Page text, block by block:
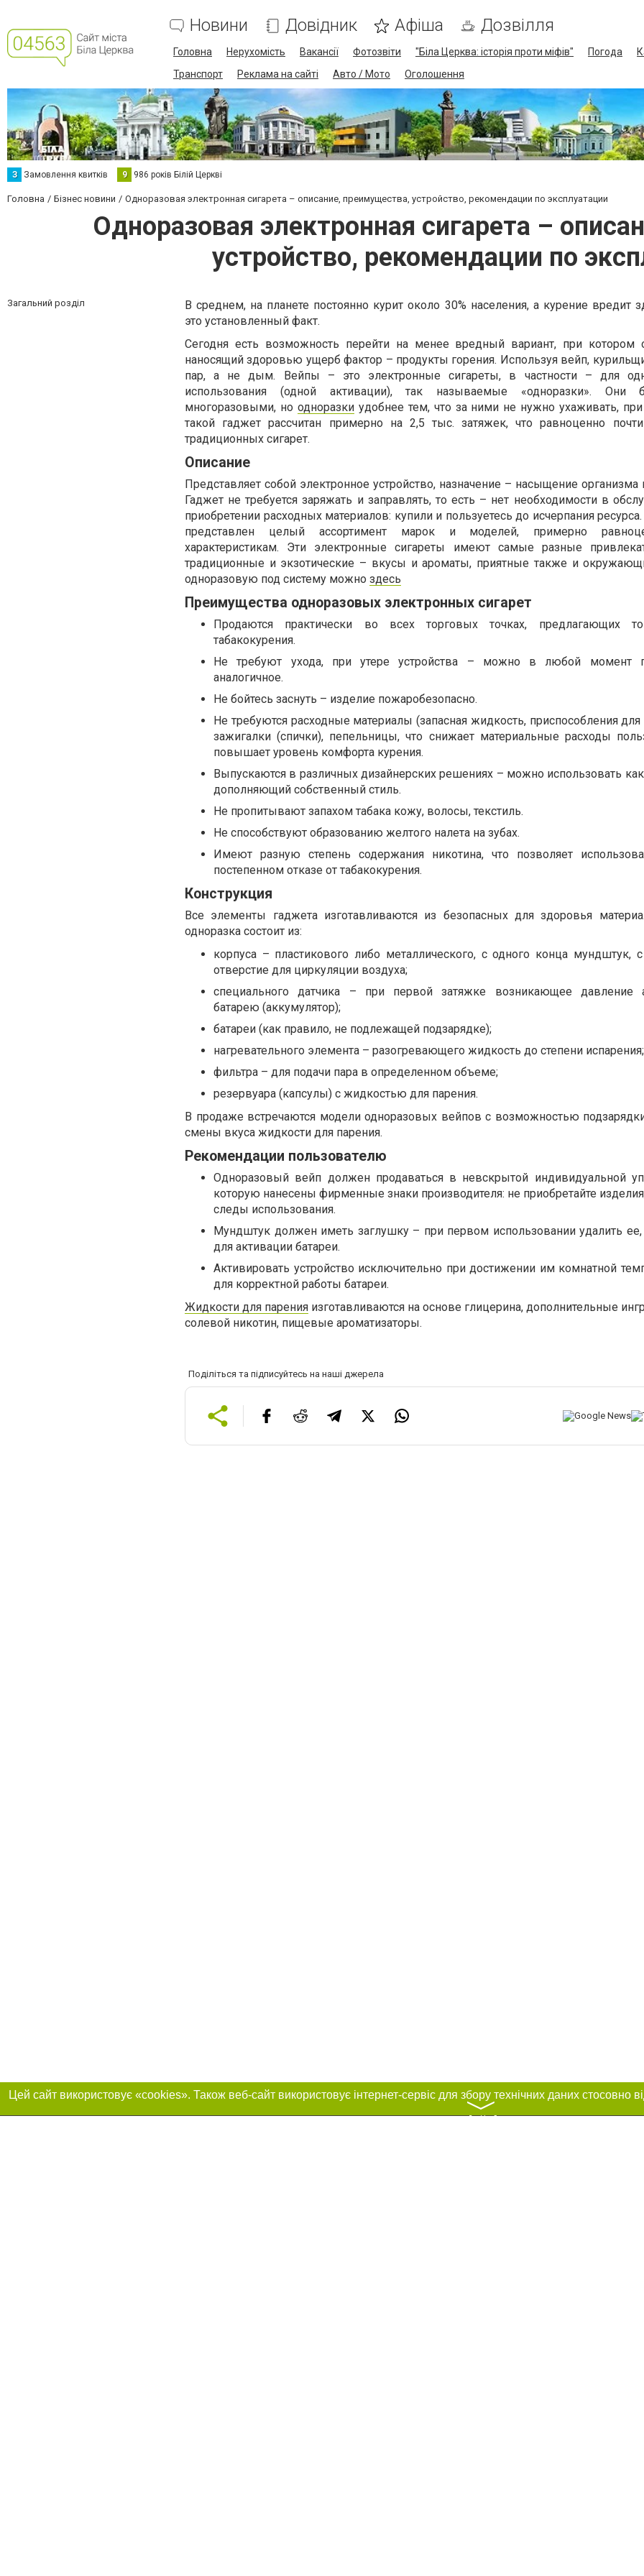
Новини Довідник Афіша Дозвілля
Головна Нерухомість Вакансії Фотозвіти "Біла Церква: історія проти міфів" Погода
Транспорт
Реклама на сайті Авто / Мото Оголошення
З Замовлення квитків 9 986 років Білій Церкві
Головна Бізнес новини Одноразовая электронная сигарета – описание, преимущества, устройство, рекомендации по эксплуатации
Одноразовая электронная сигарета –
устройство, рекомендации по
Загальний розділ
В среднем, на планете постоянно курит около 30% населения, а курение вредит
это установленный факт.
Сегодня есть возможность перейти на менее вредный вариант, при котором
наносящий здоровью ущерб фактор – продукты горения. Используя вейп,
пар, а не дым. Вейпы – это электронные сигареты, в частности – для
использования (одной активации), так называемые «одноразки».
многоразовыми, но одноразкиудобнее тем, что за ними не нужно ухаживать,
такой гаджет рассчитан примерно на 2,5 тыс. затяжек, что равноценно
традиционных сигарет.
Описание
Представляет собой электронное устройство, назначение – насыщение организма
Гаджет не требуется заряжать и заправлять, то есть – нет необходимости в
приобретении расходных материалов: купили и пользуетесь до исчерпания
представлен целый ассортимент марок и моделей, примерно
характеристикам. Эти электронные сигареты имеют самые разные
традиционные и экзотические – вкусы и ароматы, приятные также и
одноразовую под систему можно здесь
Преимущества одноразовых электронных сигарет
Продаются практически во всех торговых точках, предлагающих
табакокурения.
Не требуют ухода, при утере устройства – можно в любой момент
аналогичное.
Не бойтесь заснуть – изделие пожаробезопасно.
Не требуются расходные материалы (запасная жидкость, приспособления
зажигалки (спички), пепельницы, что снижает материальные расходы
повышает уровень комфорта курения.
Выпускаются в различных дизайнерских решениях – можно использовать как
дополняющий собственный стиль.
Не пропитывают запахом табака кожу, волосы, текстиль.
Не способствуют образованию желтого налета на зубах.
Имеют разную степень содержания никотина, что позволяет
постепенном отказе от табакокурения.
Конструкция
Все элементы гаджета изготавливаются из безопасных для здоровья
одноразка состоит из:
корпуса – пластикового либо металлического, с одного конца мундштук,
отверстие для циркуляции воздуха;
специального датчика – при первой затяжке возникающее давление
батарею (аккумулятор);
батареи (как правило, не подлежащей подзарядке);
нагревательного элемента – разогревающего жидкость до степени испарения;
фильтра – для подачи пара в определенном объеме;
резервуара (капсулы) с жидкостью для парения.
В продаже встречаются модели одноразовых вейпов с возможностью
смены вкуса жидкости для парения.
Рекомендации пользователю
Одноразовый вейп должен продаваться в невскрытой индивидуальной
которую нанесены фирменные знаки производителя: не приобретайте
следы использования.
Мундштук должен иметь заглушку – при первом использовании удалить ее,
для активации батареи.
Активировать устройство исключительно при достижении им комнатной
для корректной работы батареи.
Жидкости для парения изготавливаются на основе глицерина, дополнительные
солевой никотин, пищевые ароматизаторы.
Поділіться та підписуйтесь на наші джерела
〉